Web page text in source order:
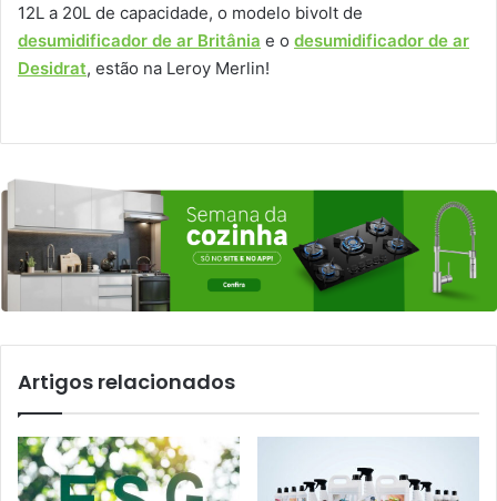
12L a 20L de capacidade, o modelo bivolt de
desumidificador de ar Britânia e o desumidificador de ar
Desidrat, estão na Leroy Merlin!
Artigos relacionados